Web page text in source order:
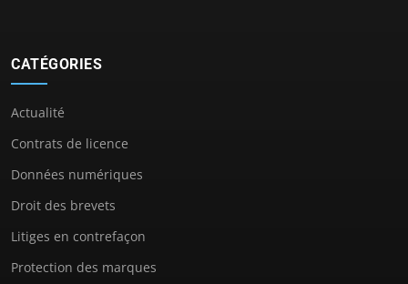
CATÉGORIES
Actualité
Contrats de licence
Données numériques
Droit des brevets
Litiges en contrefaçon
Protection des marques